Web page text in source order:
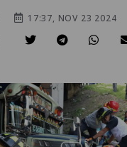
17:37, NOV 23 2024